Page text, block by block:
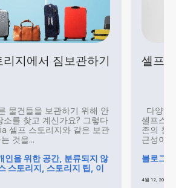
지에서 짐보관하기
물건들을 보관하기 위해 안
소를 찾고 계신가요? 그렇다
셀프 스토리지와 같은 보관
것을...
인을 위한 공간, 분류되지 않
스토리지, 스토리지 팁, 이
셀프
다양해
셀프스
존의 창
근성이
블로그,
4월 12, 2026